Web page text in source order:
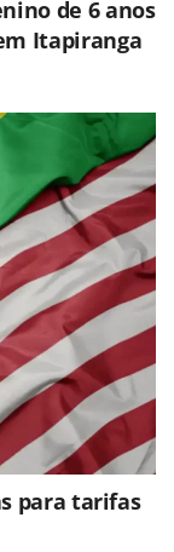
de 6 anos
Itapiranga
para tarifas